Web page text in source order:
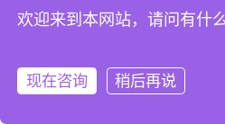
注册
欢迎来到本网站，请问有什
现在咨询 稍后再说